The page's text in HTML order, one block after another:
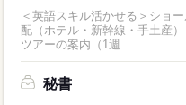
＜英語スキル活かせる＞ショールーム
配（ホテル・新幹線・手土産
ツアーの案内（1週...
秘書